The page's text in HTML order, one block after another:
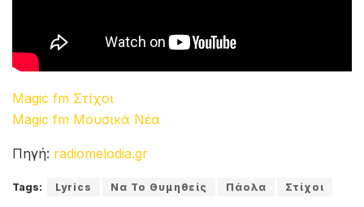
Magic fm Στίχοι
Magic fm Μουσικά Νέα
Πηγή: radiomelodia.gr
Tags: Lyrics Να Το Θυμηθείς Πάολα Στίχοι